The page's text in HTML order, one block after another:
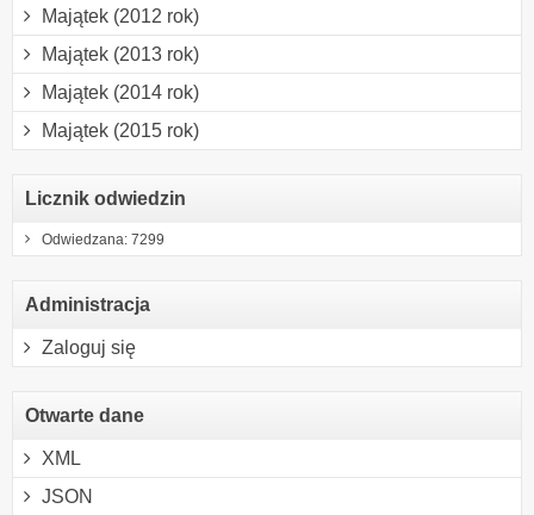
Majątek (2012 rok)
Majątek (2013 rok)
Majątek (2014 rok)
Majątek (2015 rok)
Licznik odwiedzin
Odwiedzana: 7299
Administracja
Zaloguj się
Otwarte dane
XML
JSON